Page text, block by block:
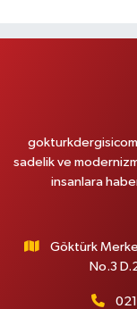
sadelik ve
insanlara
Göktürk
No.3